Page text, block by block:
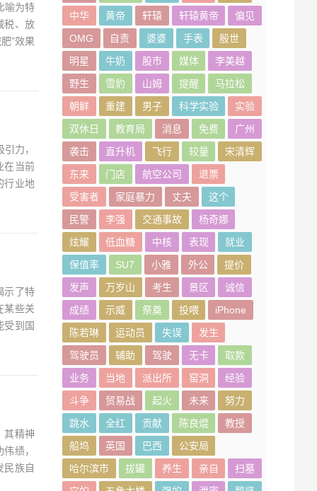
中华
黄帝 轩辕 轩辕黄帝
偏见
OMG
自责 婆婆 手表
殷世
明星
牛奶 股市 媒体
李美越
野生
雪豹 山姆 提醒
马拉松
朝鲜
重建 男子 科学实验
实验
双休日
教育局 消息 免费
广州
袭击
直升机 飞行 较量
宋清辉
东来
门店 航空公司
退票
受害者
家庭暴力 丈夫
这个
民警
李强 交通事故
杨奇娜
炫耀
低血糖 中核 表现
就业
保值率
SU7 小雅 外公
提价
发声
万岁山 考生 景区
诚信
成绩
示威 祭奠 投喂
iPhone
陈若琳
运动员 失误
发生
驾驶员
辅助 驾驶 无卡
取款
业务
当地 派出所 窑洞
经验
斗争
贸易战 起火 未来
努力
跳水
全红 贡献 陈良焜
教授
船坞
英国 巴西
公安局
哈尔滨市
拔罐 养生 亲自
扫墓
喻为特
税、放
”效果
力，
在当前
行业地
示了特
某些关
受到国
其精神
绩，
民族自